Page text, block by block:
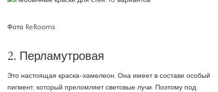
Фото ReRooms
2. Перламутровая
Это настоящая краска-хамелеон. Она имеет в составе особый
пигмент, который преломляет световые лучи. Поэтому под